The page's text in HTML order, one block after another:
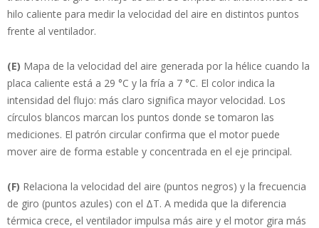
hilo caliente para medir la velocidad del aire en distintos puntos
frente al ventilador.
(E) Mapa de la velocidad del aire generada por la hélice cuando la
placa caliente está a 29 °C y la fría a 7 °C. El color indica la
intensidad del flujo: más claro significa mayor velocidad. Los
círculos blancos marcan los puntos donde se tomaron las
mediciones. El patrón circular confirma que el motor puede
mover aire de forma estable y concentrada en el eje principal.
(F) Relaciona la velocidad del aire (puntos negros) y la frecuencia
de giro (puntos azules) con el ΔT. A medida que la diferencia
térmica crece, el ventilador impulsa más aire y el motor gira más